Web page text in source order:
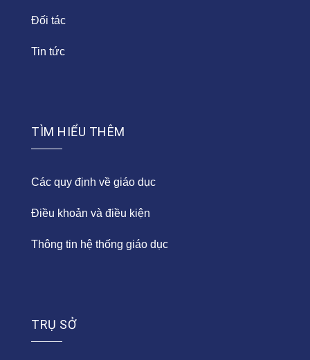
Đối tác
Tin tức
TÌM HIỂU THÊM
Các quy định về giáo dục
Điều khoản và điều kiện
Thông tin hệ thống giáo dục
TRỤ SỞ